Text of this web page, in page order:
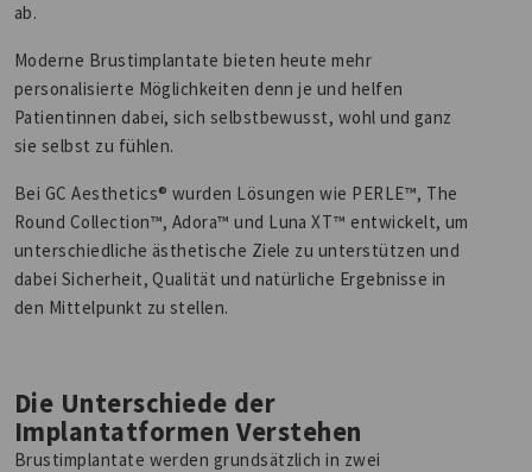
ab.
Moderne Brustimplantate bieten heute mehr
personalisierte Möglichkeiten denn je und helfen
Patientinnen dabei, sich selbstbewusst, wohl und ganz
sie selbst zu fühlen.
Bei GC Aesthetics® wurden Lösungen wie PERLE™, The
Round Collection™, Adora™ und Luna XT™ entwickelt, um
unterschiedliche ästhetische Ziele zu unterstützen und
dabei Sicherheit, Qualität und natürliche Ergebnisse in
den Mittelpunkt zu stellen.
Die Unterschiede der
Implantatformen Verstehen
Brustimplantate werden grundsätzlich in zwei